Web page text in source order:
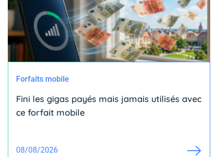
Forfaits mobile
Fini les gigas payés mais jamais utilisés avec
ce forfait mobile
08/08/2026